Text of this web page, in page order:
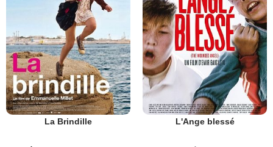
La Brindille L'Ange blessé